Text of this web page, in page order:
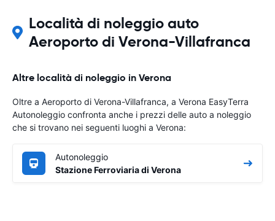
Località di noleggio auto
Aeroporto di Verona-Villafranca
Altre località di noleggio in Verona
Oltre a Aeroporto di Verona-Villafranca, a Verona EasyTerra
Autonoleggio confronta anche i prezzi delle auto a noleggio
che si trovano nei seguenti luoghi a Verona:
Autonoleggio
Stazione Ferroviaria di Verona